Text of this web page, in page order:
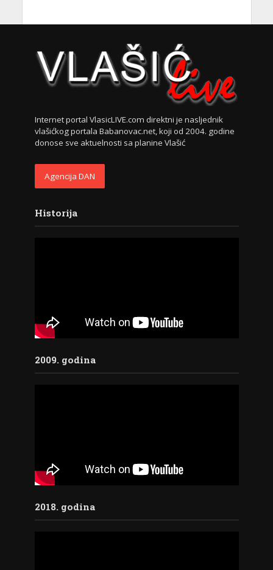
Internet portal VlasicLIVE.com direktni je nasljednik
vlašićkog portala Babanovac.net, koji od 2004. godine
donose sve aktuelnosti sa planine Vlašić
Agencija DAN
Historija
2009. godina
2018. godina